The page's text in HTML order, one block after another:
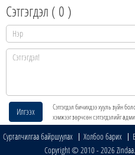
Сэтгэгдэл ( 0 )
Илгээх
Сэтгэгдэл бичихдээ хууль зүйн
хэмжээг зөрчсөн сэтгэгдэлийг
Сурталчилгаа байршуулах Холбоо барих
Copyright © 2010 - 2026